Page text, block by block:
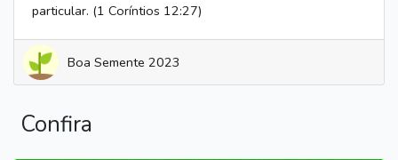
particular. (1 Coríntios 12:27)
Boa Semente 2023
Confira